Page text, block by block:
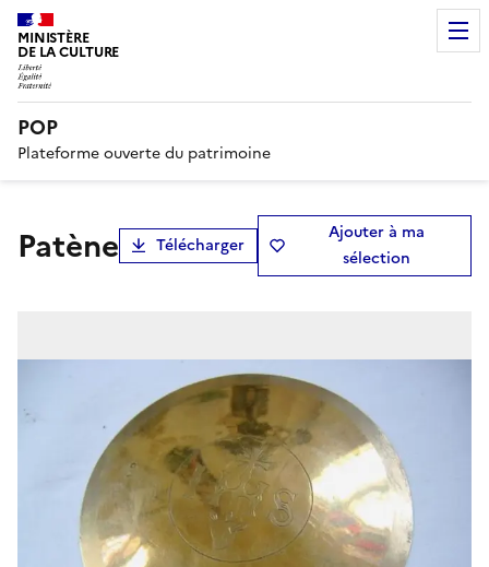
MINISTÈRE
DE LA CULTURE
POP
Plateforme ouverte du patrimoine
Patène Télécharger
Ajouter à ma
sélection